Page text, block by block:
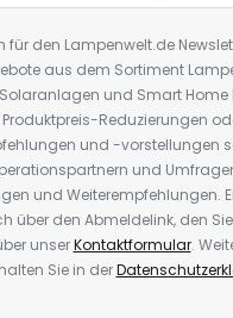
für den Lampenwelt.de
aus dem Sortiment
und Smart Home
Reduzierungen
und -vorstellungen
und
und Weiterempfehlungen.
über den Abmeldelink, den
unserKontaktformular.
Sie in der